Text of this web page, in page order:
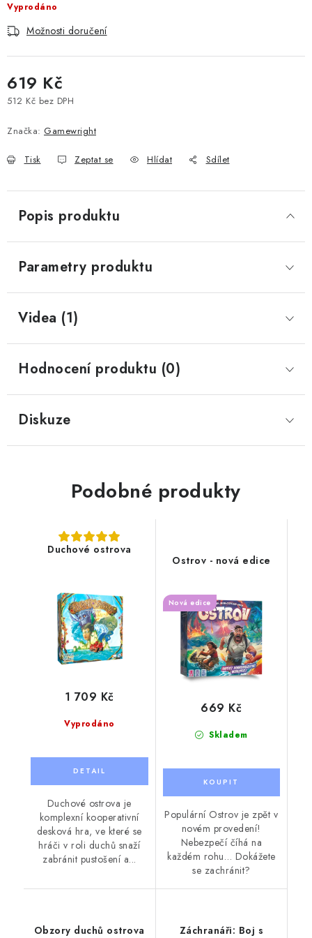
Vyprodáno
Možnosti doručení
619 Kč
512 Kč bez DPH
Značka: Gamewright
Tisk Zeptat se Hlídat Sdílet
Popis produktu
Parametry produktu
Videa (1)
Hodnocení produktu (0)
Diskuze
Podobné produkty
Duchové ostrova
Vyprodáno
1 709 Kč
Duchové ostrova je
komplexní kooperativní
desková hra, ve které se
hráči v roli duchů snaží
zabránit pustošení a...
Ostrov - nová edice
Nová edice
Skladem
669 Kč
Populární Ostrov je zpět v
novém provedení!
Nebezpečí číhá na
každém rohu… Dokážete
se zachránit?
Obzory duchů ostrova Záchranáři: Boj s